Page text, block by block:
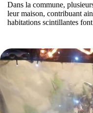
Dans la commune,
leur maison, contribuant
habitations scintillantes